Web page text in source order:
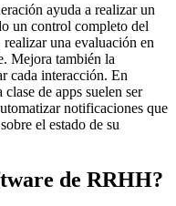
ayuda a realizar un
un control completo del
una evaluación en
Mejora también la
cada interacción. En
de apps suelen ser
notificaciones que
el estado de su
de RRHH?